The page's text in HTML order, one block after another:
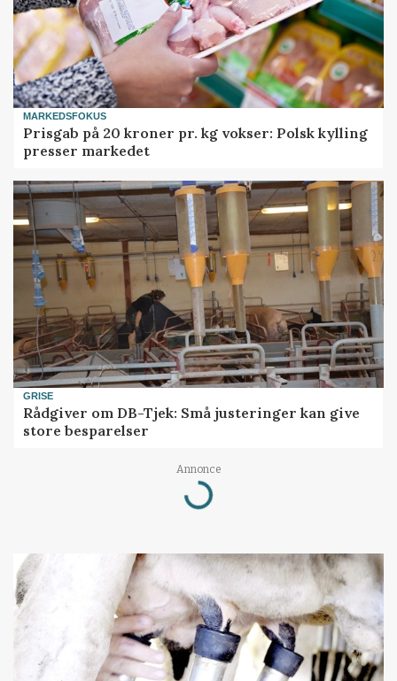
MARKEDSFOKUS
Prisgab på 20 kroner pr. kg vokser: Polsk kylling
presser markedet
GRISE
Rådgiver om DB-Tjek: Små justeringer kan give
store besparelser
Annonce
Loading...